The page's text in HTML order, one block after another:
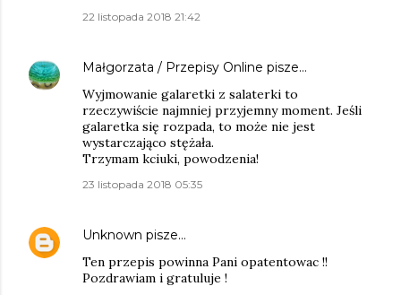
22 listopada 2018 21:42
Małgorzata / Przepisy Online pisze…
Wyjmowanie galaretki z salaterki to
rzeczywiście najmniej przyjemny moment. Jeśli
galaretka się rozpada, to może nie jest
wystarczająco stężała.
Trzymam kciuki, powodzenia!
23 listopada 2018 05:35
Unknown pisze…
Ten przepis powinna Pani opatentowac !!
Pozdrawiam i gratuluje !